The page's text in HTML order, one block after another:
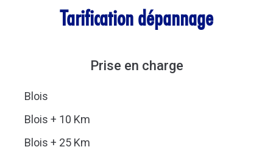
Tarification dépannage
Prise en charge
Blois
Blois + 10 Km
Blois + 25 Km